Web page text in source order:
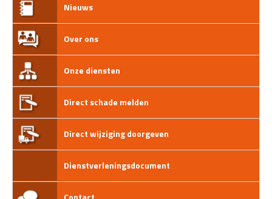
Nieuws
Over ons
Onze diensten
Direct schade melden
Direct wijziging doorgeven
Dienstverleningsdocument